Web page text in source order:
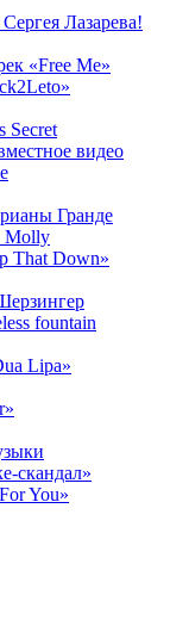
Лазарева!
«Free Me»
Secret
видео
Гранде
Molly
That Down»
fountain
Lipa»
скандал»
You»